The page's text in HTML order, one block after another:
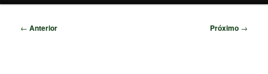
Navegação
← Anterior Próximo →